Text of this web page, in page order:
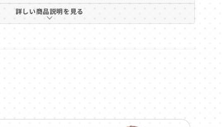
詳しい商品説明を見る